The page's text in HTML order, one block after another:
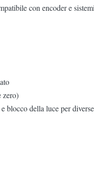
con encoder e
zero)
blocco della luce per